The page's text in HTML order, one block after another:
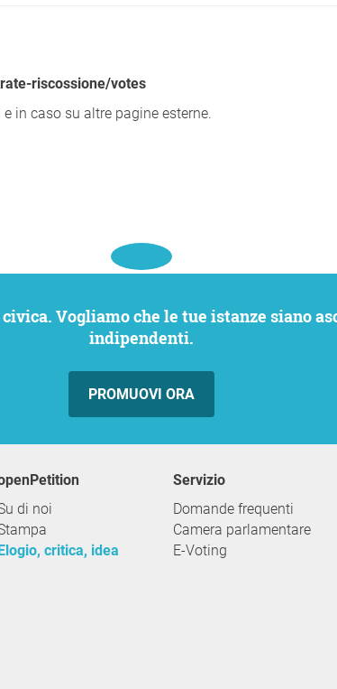
riscossione/votes
in caso su altre pagine esterne.
indipendenti.
PROMUOVI ORA
openPetition
di noi
critica, idea
servizio
Domande frequenti
Camera parlamentare
E-Voting